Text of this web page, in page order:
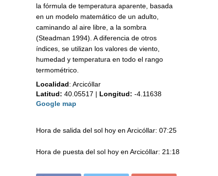
la fórmula de temperatura aparente, basada
en un modelo matemático de un adulto,
caminando al aire libre, a la sombra
(Steadman 1994). A diferencia de otros
índices, se utilizan los valores de viento,
humedad y temperatura en todo el rango
termométrico.
Localidad: Arcicóllar
Latitud: 40.05517 | Longitud: -4.11638
Google map
Hora de salida del sol hoy en Arcicóllar: 07:25
Hora de puesta del sol hoy en Arcicóllar: 21:18